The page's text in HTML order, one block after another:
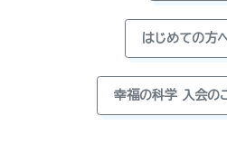
はじめての方
幸福の科学 入会の